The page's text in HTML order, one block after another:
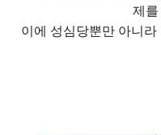
제를
이에 성심당뿐만 아니